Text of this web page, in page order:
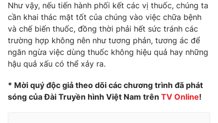
Như vậy, nếu tiến hành phối kết các vị thuốc, chúng ta
cần khai thác mặt tốt của chúng vào việc chữa bệnh
và chế biến thuốc, đồng thời phải hết sức tránh các
trường hợp không nên như tương phản, tương ác để
ngăn ngừa việc dùng thuốc không hiệu quả hay những
hậu quả xấu có thể xảy ra.
* Mời quý độc giả theo dõi các chương trình đã phát
sóng của Đài Truyền hình Việt Nam trên TV Online!